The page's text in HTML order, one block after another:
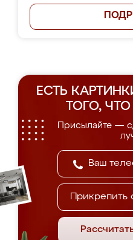
ЕСТЬ
ТОГО,
Присылайте —
Прикрепить